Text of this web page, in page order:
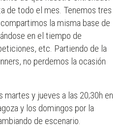
de todo el mes. Tenemos tres
la misma base de
en el tiempo de
etc. Partiendo de la
no perdemos la ocasión
martes y jueves a las 20;30h en
y los domingos por la
de escenario.